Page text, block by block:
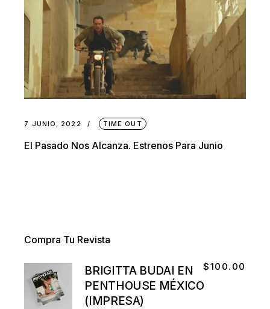
7 JUNIO, 2022 TIME OUT
El Pasado Nos Alcanza. Estrenos Para Junio
Compra Tu Revista
BRIGITTA BUDAI EN
PENTHOUSE MÉXICO
(IMPRESA)
$100.00